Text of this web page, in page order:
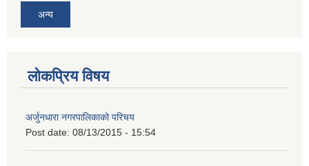
अन्य
लोकप्रिय विषय
अर्जुनधारा नगरपालिकाको परिचय
Post date: 08/13/2015 - 15:54